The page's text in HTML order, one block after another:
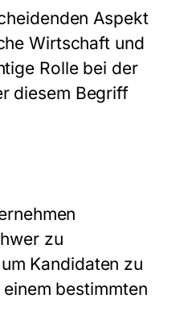
Aspekt
Wirtschaft und
Rolle bei der
diesem Begriff
zu
Kandidaten zu
bestimmten